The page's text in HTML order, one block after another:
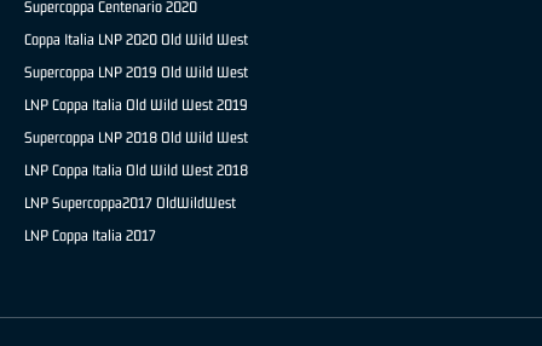
Supercoppa Centenario 2020
Coppa Italia LNP 2020 Old Wild West
Supercoppa LNP 2019 Old Wild West
LNP Coppa Italia Old Wild West 2019
Supercoppa LNP 2018 Old Wild West
LNP Coppa Italia Old Wild West 2018
LNP Supercoppa2017 OldWildWest
LNP Coppa Italia 2017